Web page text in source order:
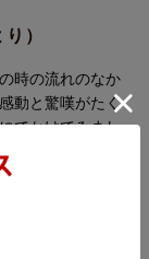
！ 全国の絶景
島神社 （長崎）
）
時の流れのなか
動と驚嘆がたく
でかけてみまし